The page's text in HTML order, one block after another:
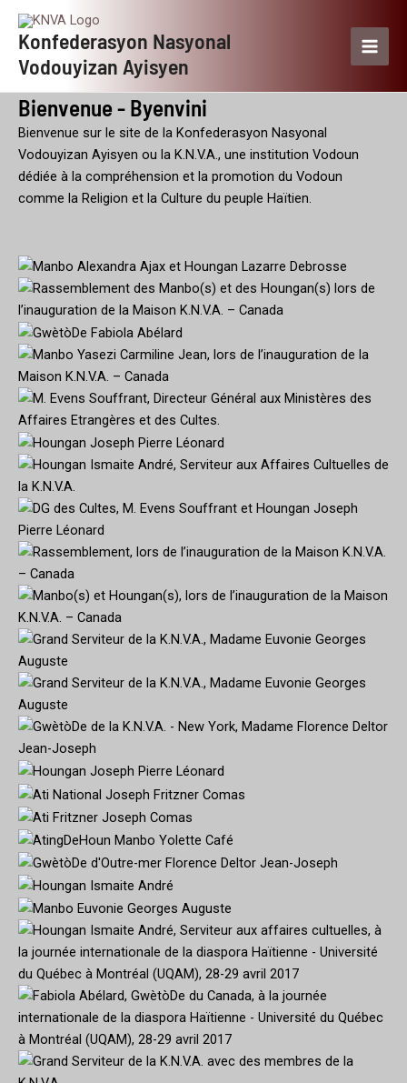
Skip
content
Konfederasyon Nasyonal
Vodouyizan Ayisyen
Bienvenue - Byenvini
Bienvenue sur le site de la Konfederasyon Nasyonal
Vodouyizan Ayisyen ou la K.N.V.A., une institution Vodoun
dédiée à la compréhension et la promotion du Vodoun
comme la Religion et la Culture du peuple Haïtien.